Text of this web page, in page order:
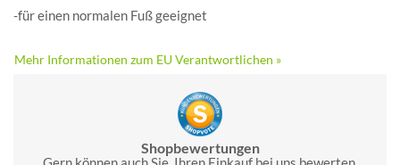
-für einen normalen Fuß geeignet
Mehr Informationen zum EU Verantwortlichen »
Shopbewertungen